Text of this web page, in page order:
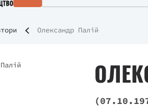
Олександр Палій